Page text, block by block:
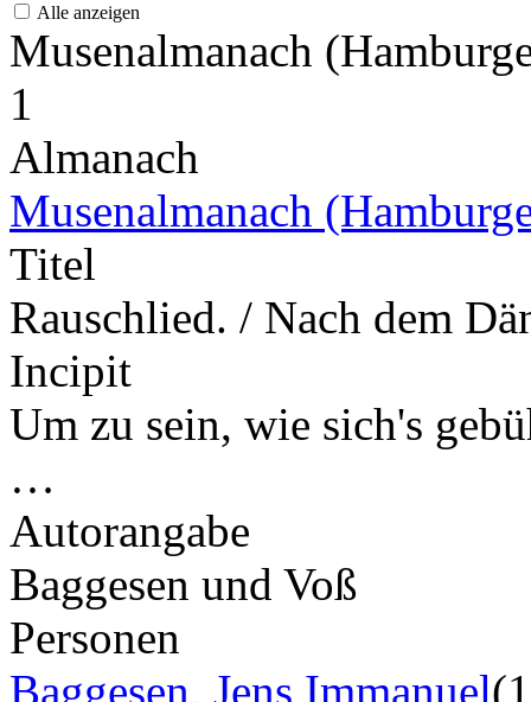
Alle anzeigen
Musenalmanach
1
Almanach
Musenalmanach
Titel
Rauschlied. / Nach dem
Incipit
Um zu sein, wie sich's
…
Autorangabe
Baggesen und Voß
Personen
Baggesen, Jens Immanuel